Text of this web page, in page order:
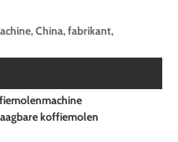
China, fabrikant,
koffiemolen